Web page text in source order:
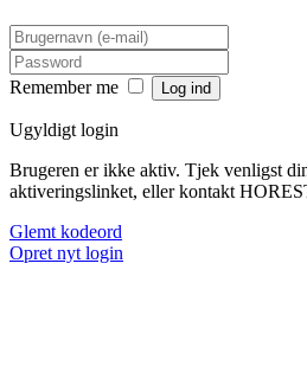
Remember me
Ugyldigt login
Brugeren er ikke aktiv. Tjek venligst
aktiveringslinket, eller kontakt
Glemt kodeord
Opret nyt login